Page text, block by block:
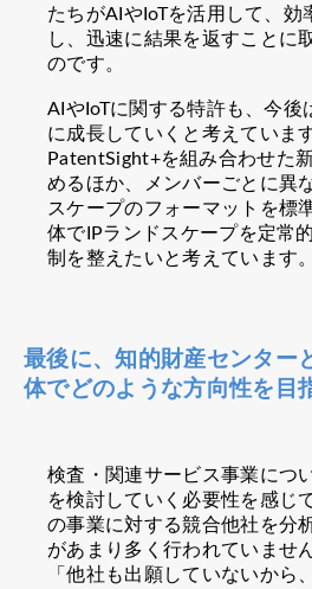
たちがAIやIoTを活用して、効
し、迅速に結果を返すことに
のです。
AIやIoTに関する特許も、今後
に成長していくと考えていま
PatentSight+を組み合わせた
めるほか、メンバーごとに異
スケープのフォーマットを標
体でIPランドスケープを定常
制を整えたいと考えています。
最後に、知的財産センター
体でどのような方向性を目
検査・関連サービス事業につ
を検討していく必要性を感じ
の事業に対する競合他社を分
があまり多く行われていませ
「他社も出願していないから